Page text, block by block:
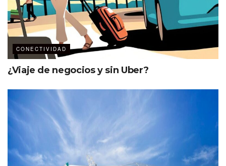
CONECTIVIDAD
¿Viaje de negocios y sin Uber?